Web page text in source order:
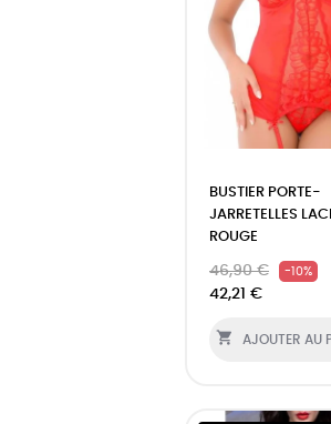
BUSTIER PORTE-
JARRETELLES
ROUGE
46,90 € -10%
42,21 €
 AJOUTER AU